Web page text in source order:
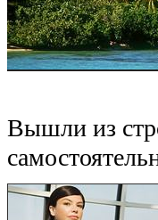
Вышли из